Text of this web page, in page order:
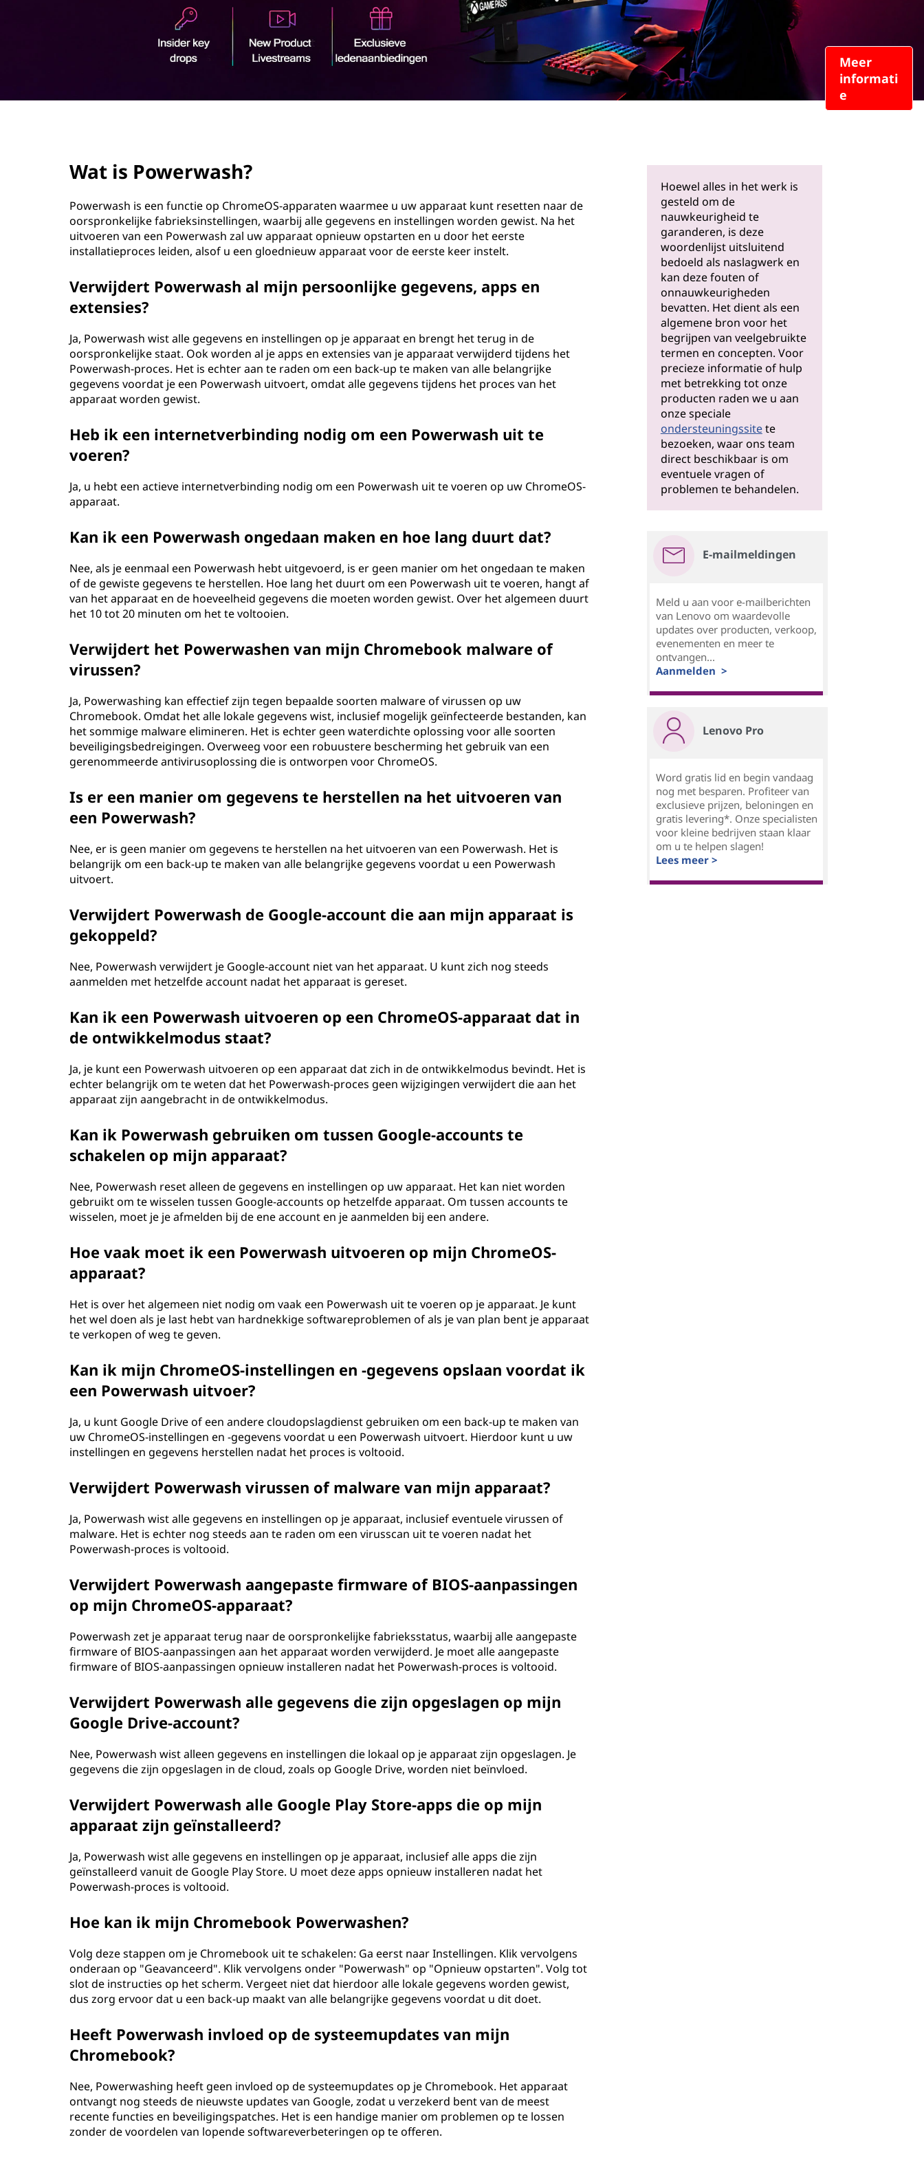
Meer
informati
e
Wat is Powerwash?
Powerwash is een functie op ChromeOS-apparaten waarmee u uw apparaat kunt resetten naar de
oorspronkelijke fabrieksinstellingen, waarbij alle gegevens en instellingen worden gewist. Na het
uitvoeren van een Powerwash zal uw apparaat opnieuw opstarten en u door het eerste
installatieproces leiden, alsof u een gloednieuw apparaat voor de eerste keer instelt.
Verwijdert Powerwash al mijn persoonlijke gegevens, apps en
extensies?
Ja, Powerwash wist alle gegevens en instellingen op je apparaat en brengt het terug in de
oorspronkelijke staat. Ook worden al je apps en extensies van je apparaat verwijderd tijdens het
Powerwash-proces. Het is echter aan te raden om een back-up te maken van alle belangrijke
gegevens voordat je een Powerwash uitvoert, omdat alle gegevens tijdens het proces van het
apparaat worden gewist.
Heb ik een internetverbinding nodig om een Powerwash uit te
voeren?
Ja, u hebt een actieve internetverbinding nodig om een Powerwash uit te voeren op uw ChromeOS-
apparaat.
Kan ik een Powerwash ongedaan maken en hoe lang duurt dat?
Nee, als je eenmaal een Powerwash hebt uitgevoerd, is er geen manier om het ongedaan te maken
of de gewiste gegevens te herstellen. Hoe lang het duurt om een Powerwash uit te voeren, hangt af
van het apparaat en de hoeveelheid gegevens die moeten worden gewist. Over het algemeen duurt
het 10 tot 20 minuten om het te voltooien.
Verwijdert het Powerwashen van mijn Chromebook malware of
virussen?
Ja, Powerwashing kan effectief zijn tegen bepaalde soorten malware of virussen op uw
Chromebook. Omdat het alle lokale gegevens wist, inclusief mogelijk geïnfecteerde bestanden, kan
het sommige malware elimineren. Het is echter geen waterdichte oplossing voor alle soorten
beveiligingsbedreigingen. Overweeg voor een robuustere bescherming het gebruik van een
gerenommeerde antivirusoplossing die is ontworpen voor ChromeOS.
Is er een manier om gegevens te herstellen na het uitvoeren van
een Powerwash?
Nee, er is geen manier om gegevens te herstellen na het uitvoeren van een Powerwash. Het is
belangrijk om een back-up te maken van alle belangrijke gegevens voordat u een Powerwash
uitvoert.
Verwijdert Powerwash de Google-account die aan mijn apparaat is
gekoppeld?
Nee, Powerwash verwijdert je Google-account niet van het apparaat. U kunt zich nog steeds
aanmelden met hetzelfde account nadat het apparaat is gereset.
Kan ik een Powerwash uitvoeren op een ChromeOS-apparaat dat in
de ontwikkelmodus staat?
Ja, je kunt een Powerwash uitvoeren op een apparaat dat zich in de ontwikkelmodus bevindt. Het is
echter belangrijk om te weten dat het Powerwash-proces geen wijzigingen verwijdert die aan het
apparaat zijn aangebracht in de ontwikkelmodus.
Kan ik Powerwash gebruiken om tussen Google-accounts te
schakelen op mijn apparaat?
Nee, Powerwash reset alleen de gegevens en instellingen op uw apparaat. Het kan niet worden
gebruikt om te wisselen tussen Google-accounts op hetzelfde apparaat. Om tussen accounts te
wisselen, moet je je afmelden bij de ene account en je aanmelden bij een andere.
Hoe vaak moet ik een Powerwash uitvoeren op mijn ChromeOS-
apparaat?
Het is over het algemeen niet nodig om vaak een Powerwash uit te voeren op je apparaat. Je kunt
het wel doen als je last hebt van hardnekkige softwareproblemen of als je van plan bent je apparaat
te verkopen of weg te geven.
Kan ik mijn ChromeOS-instellingen en -gegevens opslaan voordat ik
een Powerwash uitvoer?
Ja, u kunt Google Drive of een andere cloudopslagdienst gebruiken om een back-up te maken van
uw ChromeOS-instellingen en -gegevens voordat u een Powerwash uitvoert. Hierdoor kunt u uw
instellingen en gegevens herstellen nadat het proces is voltooid.
Verwijdert Powerwash virussen of malware van mijn apparaat?
Ja, Powerwash wist alle gegevens en instellingen op je apparaat, inclusief eventuele virussen of
malware. Het is echter nog steeds aan te raden om een virusscan uit te voeren nadat het
Powerwash-proces is voltooid.
Verwijdert Powerwash aangepaste firmware of BIOS-aanpassingen
op mijn ChromeOS-apparaat?
Powerwash zet je apparaat terug naar de oorspronkelijke fabrieksstatus, waarbij alle aangepaste
firmware of BIOS-aanpassingen aan het apparaat worden verwijderd. Je moet alle aangepaste
firmware of BIOS-aanpassingen opnieuw installeren nadat het Powerwash-proces is voltooid.
Verwijdert Powerwash alle gegevens die zijn opgeslagen op mijn
Google Drive-account?
Nee, Powerwash wist alleen gegevens en instellingen die lokaal op je apparaat zijn opgeslagen. Je
gegevens die zijn opgeslagen in de cloud, zoals op Google Drive, worden niet beïnvloed.
Verwijdert Powerwash alle Google Play Store-apps die op mijn
apparaat zijn geïnstalleerd?
Ja, Powerwash wist alle gegevens en instellingen op je apparaat, inclusief alle apps die zijn
geïnstalleerd vanuit de Google Play Store. U moet deze apps opnieuw installeren nadat het
Powerwash-proces is voltooid.
Hoe kan ik mijn Chromebook Powerwashen?
Volg deze stappen om je Chromebook uit te schakelen: Ga eerst naar Instellingen. Klik vervolgens
onderaan op "Geavanceerd". Klik vervolgens onder "Powerwash" op "Opnieuw opstarten". Volg tot
slot de instructies op het scherm. Vergeet niet dat hierdoor alle lokale gegevens worden gewist,
dus zorg ervoor dat u een back-up maakt van alle belangrijke gegevens voordat u dit doet.
Heeft Powerwash invloed op de systeemupdates van mijn
Chromebook?
Nee, Powerwashing heeft geen invloed op de systeemupdates op je Chromebook. Het apparaat
ontvangt nog steeds de nieuwste updates van Google, zodat u verzekerd bent van de meest
recente functies en beveiligingspatches. Het is een handige manier om problemen op te lossen
zonder de voordelen van lopende softwareverbeteringen op te offeren.
Hoewel alles in het werk is
gesteld om de
nauwkeurigheid te
garanderen, is deze
woordenlijst uitsluitend
bedoeld als naslagwerk en
kan deze fouten of
onnauwkeurigheden
bevatten. Het dient als een
algemene bron voor het
begrijpen van veelgebruikte
termen en concepten. Voor
precieze informatie of hulp
met betrekking tot onze
producten raden we u aan
onze speciale
ondersteuningssitete
bezoeken, waar ons team
direct beschikbaar is om
eventuele vragen of
problemen te behandelen.
E-mailmeldingen
Meld u aan voor e-mailberichten
van Lenovo om waardevolle
updates over producten, verkoop,
evenementen en meer te
ontvangen...
Aanmelden >
Lenovo Pro
Word gratis lid en begin vandaag
nog met besparen. Profiteer van
exclusieve prijzen, beloningen en
gratis levering*. Onze specialisten
voor kleine bedrijven staan klaar
om u te helpen slagen!
Lees meer >